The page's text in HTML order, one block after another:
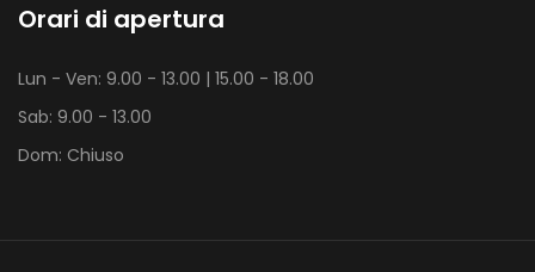
Orari di apertura
Lun - Ven: 9.00 - 13.00 | 15.00 - 18.00
Sab: 9.00 - 13.00
Dom: Chiuso